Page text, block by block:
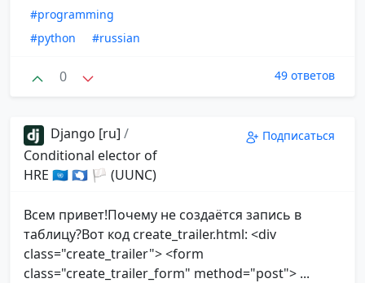
#programming
#python
#russian
0 49 ответов
Django [ru] /
Conditional elector of
HRE 🇺🇳 🇦🇶 🏳 (UUNC)
Подписаться
Всем привет!Почему не создаётся запись в
таблицу?Вот код create_trailer.html: <div
class="create_trailer"> <form
class="create_trailer_form" method="post"> ...